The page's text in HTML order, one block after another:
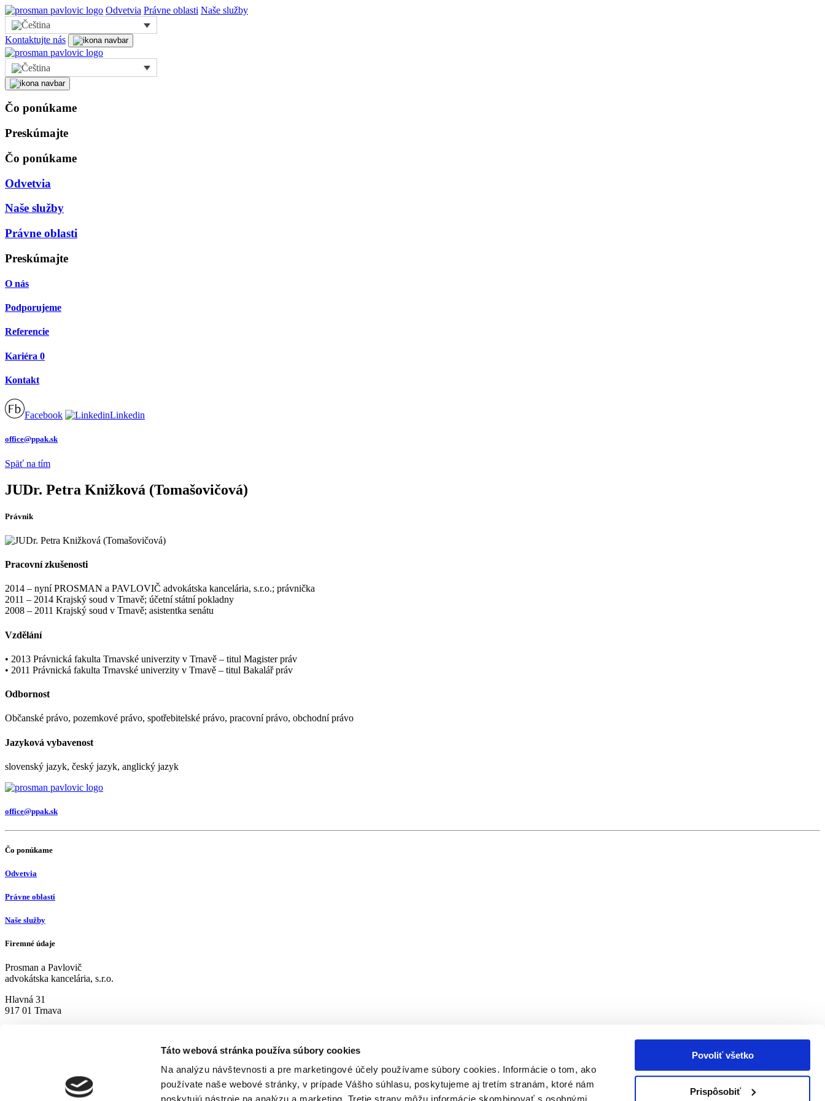
Táto webová stránka používa súbory cookies
Na analýzu návštevnosti a pre marketingové účely používame súbory cookies. Informácie o tom, ako
používate naše webové stránky, v prípade Vášho súhlasu, poskytujeme aj tretím stranám, ktoré nám
poskytujú nástroje na analýzu a marketing. Tretie strany môžu informácie skombinovať s osobnými
Povoliť všetko
Prispôsobiť
Odvetvia Právne oblasti Naše služby
Kontaktujte nás
Čo ponúkame
Preskúmajte
Čo ponúkame
Odvetvia
Naše služby
Právne oblasti
Preskúmajte
O nás
Podporujeme
Referencie
Kariéra 0
Kontakt
Facebook Linkedin
office@ppak.sk
Späť na tím
JUDr. Petra Knižková (Tomašovičová)
Právnik
Pracovní zkušenosti
2014 – nyní PROSMAN a PAVLOVIČ advokátska kancelária, s.r.o.; právnička
2011 – 2014 Krajský soud v Trnavě; účetní státní pokladny
2008 – 2011 Krajský soud v Trnavě; asistentka senátu
Vzdělání
• 2013 Právnická fakulta Trnavské univerzity v Trnavě – titul Magister práv
• 2011 Právnická fakulta Trnavské univerzity v Trnavě – titul Bakalář práv
Odbornost
Občanské právo, pozemkové právo, spotřebitelské právo, pracovní právo, obchodní právo
Jazyková vybavenost
slovenský jazyk, český jazyk, anglický jazyk
office@ppak.sk
Čo ponúkame
Odvetvia
Právne oblasti
Naše služby
Firemné údaje
Prosman a Pavlovič
advokátska kancelária, s.r.o.
Hlavná 31
917 01 Trnava